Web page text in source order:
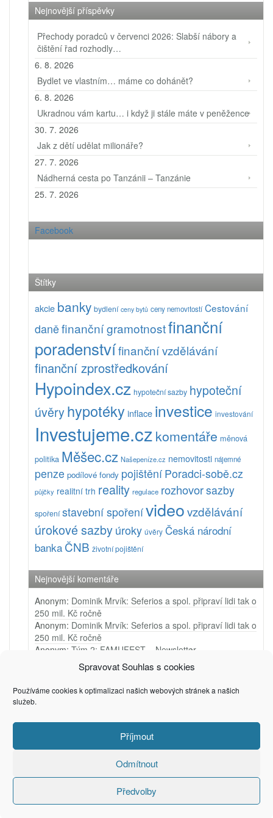
Spravovat Souhlas s cookies
Používáme cookies k optimalizaci našich webových stránek a našich
služeb.
Příjmout
Odmítnout
Předvolby
Nejnovější příspěvky
Přechody poradců v červenci 2026: Slabší nábory a
čištění řad rozhodly…
6. 8. 2026
Bydlet ve vlastním… máme co dohánět?
6. 8. 2026
Ukradnou vám kartu… i když ji stále máte v peněžence
30. 7. 2026
Jak z dětí udělat milionáře?
27. 7. 2026
Nádherná cesta po Tanzánii – Tanzánie
25. 7. 2026
Facebook
Štítky
akcie banky bydlení ceny bytů ceny nemovitostí Cestování
daněfinanční gramotnostfinanční
poradenstvífinanční vzdělávání
finanční zprostředkování
Hypoindex.cz hypoteční sazby hypoteční
úvěryhypotéky inflace investice investování
Investujeme.czkomentáře měnová
politika Měšec.cz Našepeníze.cz nemovitosti nájemné
penze podílové fondy pojištěníPoradci-sobě.cz
půjčky realitní trh reality regulace rozhovorsazby
spoření stavební spořenívideovzdělávání
úrokové sazbyúroky úvěry Česká národní
banka ČNB životní pojištění
Nejnovější komentáře
Anonym: Dominik Mrvík: Seferios a spol. připraví lidi tak o
250 mil. Kč ročně
Anonym: Dominik Mrvík: Seferios a spol. připraví lidi tak o
250 mil. Kč ročně
Anonym: Tým 2: FAMUFEST – Newsletter
Tým 1: Ji.hlava – Newsletter
Tým 4: Very Merry Arts – PR video
Petr Zámečník
Creare Magazin Online
Privacy & Cookies: This site uses cookies. By continuing to use this
website, you agree to their use.
To find out more, including how to control cookies, see here: